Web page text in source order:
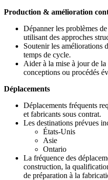
Production & amélioration
Dépanner les problèmes
utilisant des approches
Soutenir les améliorations
temps de cycle.
Aider à la mise à jour de
conceptions ou procédés
Déplacements
Déplacements fréquents
et fabricants sous contrat.
Les destinations prévues
États-Unis
Asie
Ontario
La fréquence des
construction, la
de préparation à la